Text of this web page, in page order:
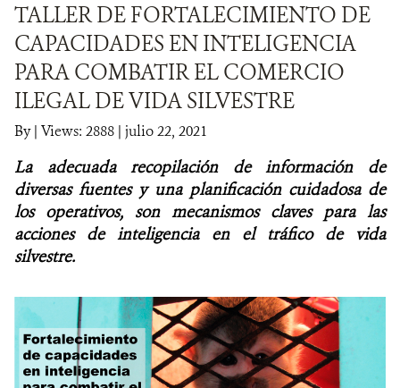
LÍNEAS DE ACCIÓN
MICROSITIOS
NOTICIAS
WCS VISUAL
PUBLICACIONES
ALIADOS Y ALIANZAS
INFORME ANUAL WCS
MECANISMO DE ATENCIÓN DE QUEJAS Y RECLAMOS
TALLER DE FORTALECIMIENTO DE
CAPACIDADES EN INTELIGENCIA
PARA COMBATIR EL COMERCIO
ILEGAL DE VIDA SILVESTRE
By| Views: 2888 | julio 22, 2021
La adecuada recopilación de información de
diversas fuentes y una planificación cuidadosa de
los operativos, son mecanismos claves para las
acciones de inteligencia en el tráfico de vida
silvestre.